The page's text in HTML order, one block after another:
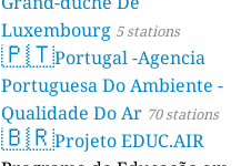
Luxembourg 5 stations
🇵🇹Portugal -Agencia
Portuguesa Do Ambiente -
Qualidade Do Ar 70 stations
🇧🇷Projeto EDUC.AIR